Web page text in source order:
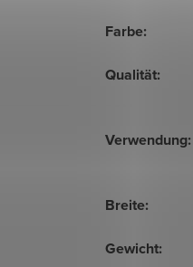
Farbe:
Qualität:
Verwendung:
Breite:
Gewicht: